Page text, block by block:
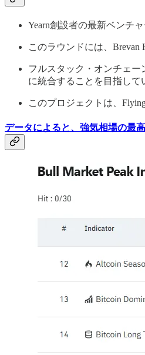
Yearn創設者の最新ベンチ
このラウンドには、Brevan
フルスタック・オンチェー
に統合することを目指して
このプロジェクトは、
データによると、強気相場の最